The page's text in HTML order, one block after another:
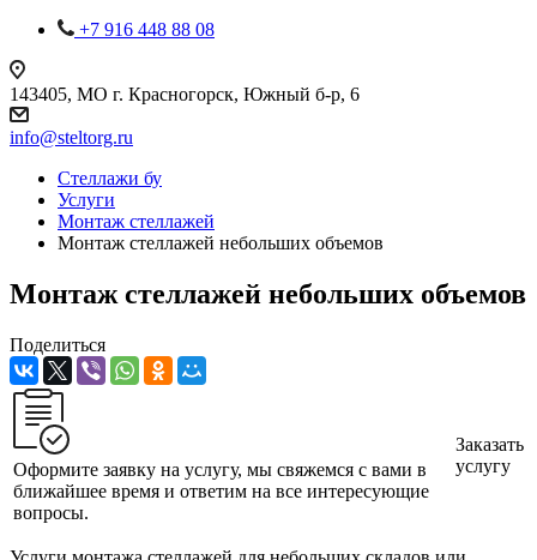
+7 916 448 88 08
143405, МО г. Красногорск, Южный б-р, 6
info@steltorg.ru
Cтеллажи бу
Услуги
Монтаж стеллажей
Монтаж стеллажей небольших объемов
Монтаж стеллажей небольших объемов
Поделиться
Оформите заявку на услугу, мы свяжемся с вами в
ближайшее время и ответим на все интересующие
вопросы.
Заказать
услугу